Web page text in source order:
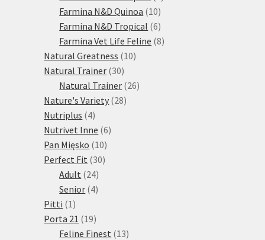
Farmina N&D Quinoa 1010
produktů
Farmina N&D Tropical 66
produktů
Farmina Vet Life Feline 88
Natural Greatness 1010
Natural Trainer 3030
produktů
Natural Trainer 2626
Nature's Variety 2828
Nutriplus 44
produkty
Nutrivet Inne 66
Pan Mięsko 1010
produktů
Perfect Fit 3030
Adult 2424
produktů
Senior 44
Pitti 1 1
produkt
Porta 21 1919
produktů
Feline Finest 1313